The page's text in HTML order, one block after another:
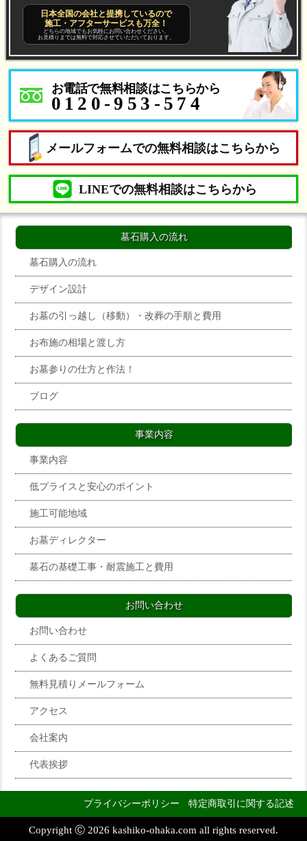
日本全国の会社と提携しているので
施工・アフターサービスも万全！
どちらの地域でもお気軽にお問い合わせください。
お見積りまでは無料で対応させていただいております。
お電話で無料相談はこちらから
0120-953-574
メールフォームでの無料相談はこちらから
LINEでの無料相談はこちらから
墓石購入の流れ
墓石購入の流れ
デザイン設計
お墓の引っ越し（移動）・改葬の手順と費用
お布施の相場と渡し方
お墓参りの仕方と作法！
ブログ
事業内容
事業内容
低プライスと安心のポイント
施工可能地域
お墓ディレクター
墓石の基礎工事・耐震施工と費用
お問い合わせ
お問い合わせ
よくあるご質問
無料見積りメールフォーム
アクセス
会社案内
代表挨拶
プライバシーポリシー 特定商取引に関する記述
Copyright Ⓒ 2026 kashiko-ohaka.com all rights reserved.